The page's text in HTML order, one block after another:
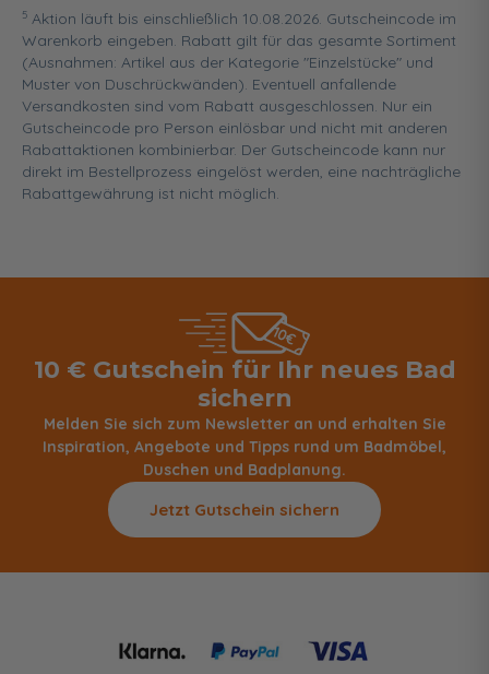
5 Aktion läuft bis einschließlich 10.08.2026. Gutscheincode im
Warenkorb eingeben. Rabatt gilt für das gesamte Sortiment
(Ausnahmen: Artikel aus der Kategorie "Einzelstücke" und
Muster von Duschrückwänden). Eventuell anfallende
Versandkosten sind vom Rabatt ausgeschlossen. Nur ein
Gutscheincode pro Person einlösbar und nicht mit anderen
Rabattaktionen kombinierbar. Der Gutscheincode kann nur
direkt im Bestellprozess eingelöst werden, eine nachträgliche
Rabattgewährung ist nicht möglich.
10 € Gutschein für Ihr neues Bad
sichern
Melden Sie sich zum Newsletter an und erhalten Sie
Inspiration, Angebote und Tipps rund um Badmöbel,
Duschen und Badplanung.
Jetzt Gutschein sichern